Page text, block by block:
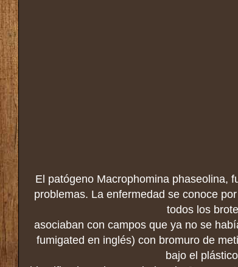
El patógeno Macrophomina phaseolina,
problemas. La enfermedad se conoce
todos los
asociaban con campos que ya no se
fumigated en inglés) con bromuro de
bajo el